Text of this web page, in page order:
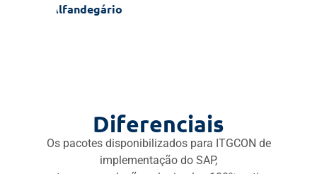
Diferenciais
Os pacotes disponibilizados para ITGCON de
implementação do SAP,